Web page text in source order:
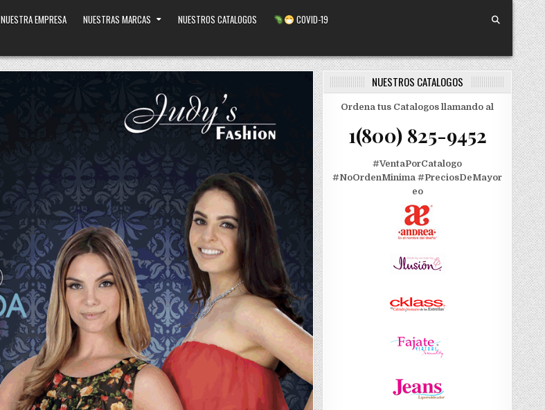
NUESTRA EMPRESA NUESTRAS MARCAS NUESTROS CATALOGOS COVID-19
NUESTROS CATALOGOS
Ordena tus Catalogos llamando al
1(800) 825-9452
#VentaPorCatalogo
#NoOrdenMinima #PreciosDeMayor
eo